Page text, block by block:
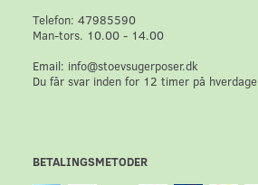
Telefon: 47985590
Man-tors. 10.00 - 14.00
Email: info@stoevsugerposer.dk
Du får svar inden for 12 timer på hverdage
BETALINGSMETODER